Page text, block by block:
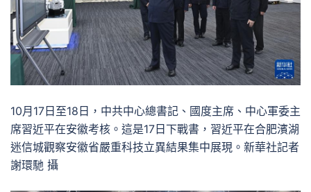
10月17日至18日，中共中心總書記、國度主席、中心軍委主
席習近平在安徽考核。這是17日下戰書，習近平在合肥濱湖
迷信城觀察安徽省嚴重科技立異結果集中展現。新華社記者
謝環馳 攝